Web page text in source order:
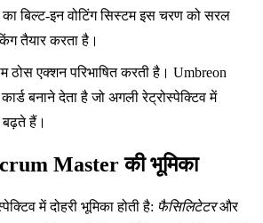
बिल्ट-इन वोटिंग सिस्टम इस चरण को सरल
तैयार करता है।
ठोस एक्शन परिभाषित करती है। Umbreon
बनाने देता है जो अगली रेट्रोस्पेक्टिव में
हैं।
Master की भूमिका
में दोहरी भूमिका होती है: फैसिलिटेटरऔर